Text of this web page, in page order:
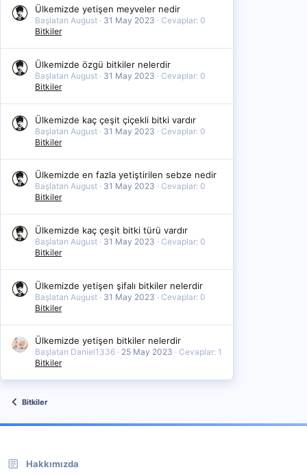
Ülkemizde yetişen meyveler nedir
Başlatan August 31 May 2023
Cevaplar: 0
Bitkiler
Ülkemizde özgü bitkiler nelerdir
Başlatan August 31 May 2023
Cevaplar: 0
Bitkiler
Ülkemizde kaç çeşit çiçekli bitki vardır
Başlatan August 31 May 2023
Cevaplar: 0
Bitkiler
Ülkemizde en fazla yetiştirilen sebze nedir
Başlatan August 31 May 2023
Cevaplar: 0
Bitkiler
Ülkemizde kaç çeşit bitki türü vardır
Başlatan August 31 May 2023
Cevaplar: 0
Bitkiler
Ülkemizde yetişen şifalı bitkiler nelerdir
Başlatan August 31 May 2023
Cevaplar: 0
Bitkiler
Ülkemizde yetişen bitkiler nelerdir
Başlatan Daniel1336 25 May 2023
Cevaplar: 1
Bitkiler
Bitkiler
Hakkımızda